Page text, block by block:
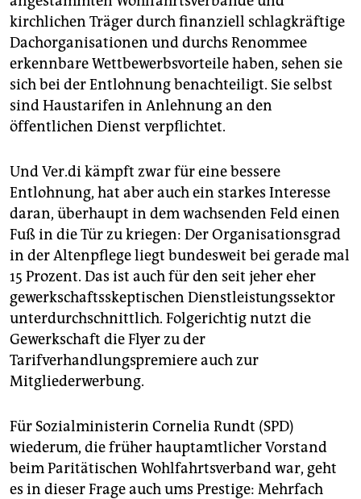
kirchlichen Träger durch finanziell schlagkräftige
Dachorganisationen und durchs Renommee
erkennbare Wettbewerbsvorteile haben, sehen sie
sich bei der Entlohnung benachteiligt. Sie selbst
sind Haustarifen in Anlehnung an den
öffentlichen Dienst verpflichtet.
Und Ver.di kämpft zwar für eine bessere
Entlohnung, hat aber auch ein starkes Interesse
daran, überhaupt in dem wachsenden Feld einen
Fuß in die Tür zu kriegen: Der Organisationsgrad
in der Altenpflege liegt bundesweit bei gerade mal
15 Prozent. Das ist auch für den seit jeher eher
gewerkschaftsskeptischen Dienstleistungssektor
unterdurchschnittlich. Folgerichtig nutzt die
Gewerkschaft die Flyer zu der
Tarifverhandlungspremiere auch zur
Mitgliederwerbung.
Für Sozialministerin Cornelia Rundt (SPD)
wiederum, die früher hauptamtlicher Vorstand
beim Paritätischen Wohlfahrtsverband war, geht
es in dieser Frage auch ums Prestige: Mehrfach